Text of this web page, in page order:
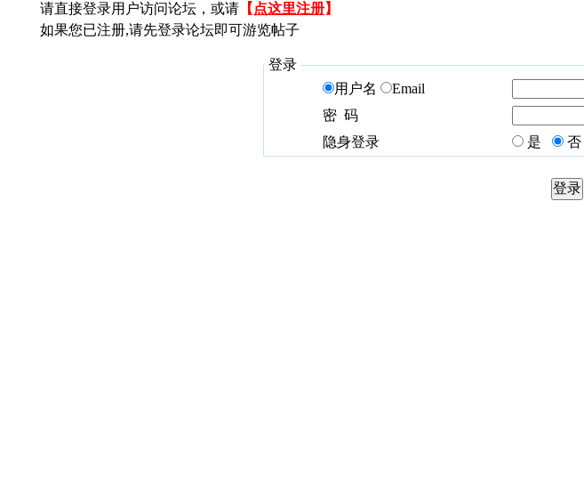
请直接登录用户访问论坛，或请 【 点这里注册】
如果您已注册,请先登录论坛即可游览帖子
登录
用户名
Email
密 码
隐身登录
是 否